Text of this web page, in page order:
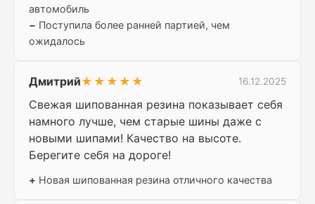
автомобиль
− Поступила более ранней партией, чем
ожидалось
Дмитрий★★★★★ 16.12.2025
Свежая шипованная резина показывает себя
намного лучше, чем старые шины даже с
новыми шипами! Качество на высоте.
Берегите себя на дороге!
+ Новая шипованная резина отличного качества